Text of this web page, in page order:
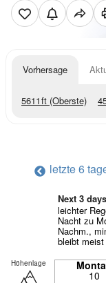
Vorhersage
5611ft (Oberste)
letzte 6
Next 3
leichter
Nacht zu
Nachm.,
bleibt
Höhenlage
10